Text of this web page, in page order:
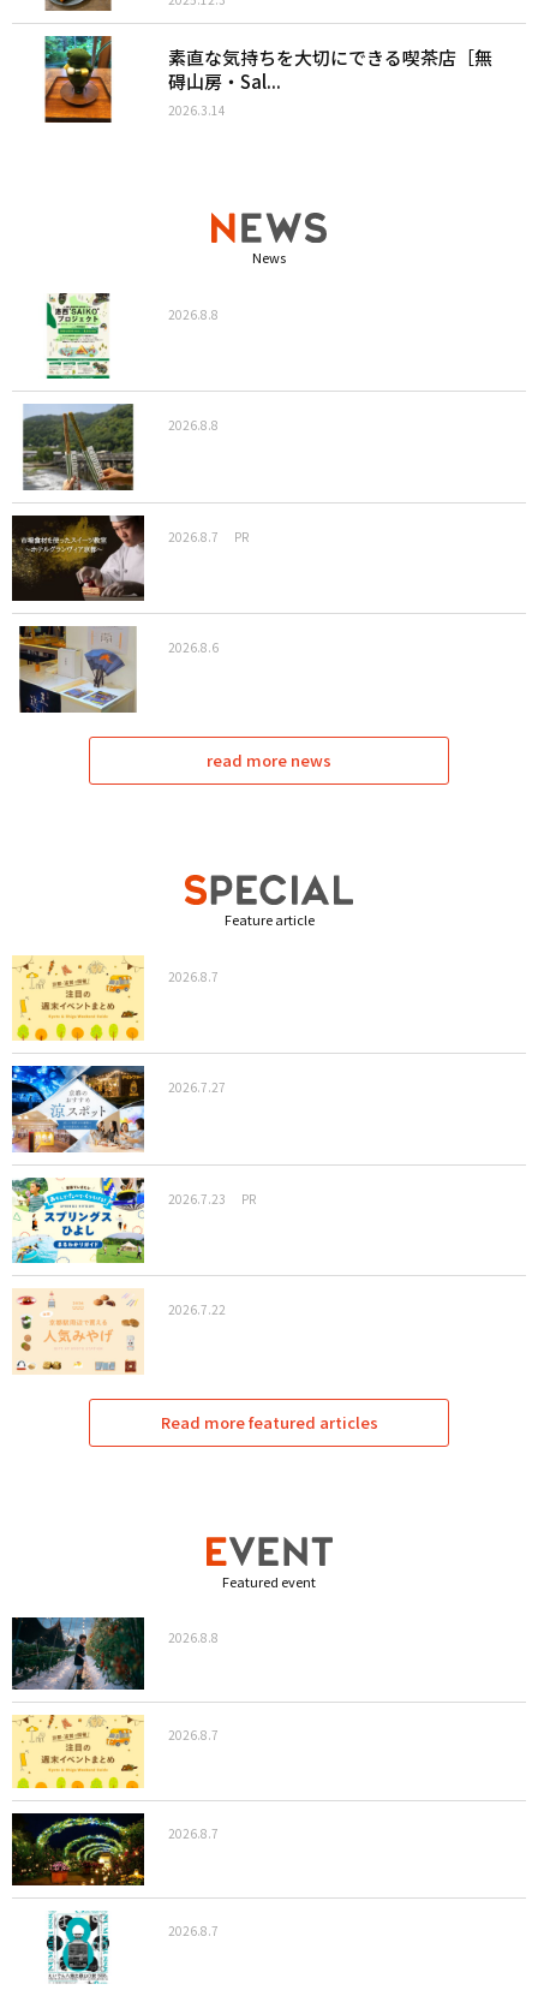
素直な気持ちを大切にできる喫茶店［無
碍山房・Sal...
2026.3.14
News
2026.8.8
2026.8.8
2026.8.7 PR
2026.8.6
read more news
Feature article
2026.8.7
2026.7.27
2026.7.23 PR
2026.7.22
Read more featured articles
Featured event
2026.8.8
2026.8.7
2026.8.7
2026.8.7